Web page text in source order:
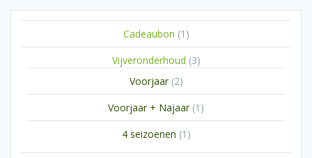
Cadeaubon 1 1
product
Vijveronderhoud 33
Voorjaar 22
producten
Voorjaar + Najaar 1 1
product
4 seizoenen 1 1